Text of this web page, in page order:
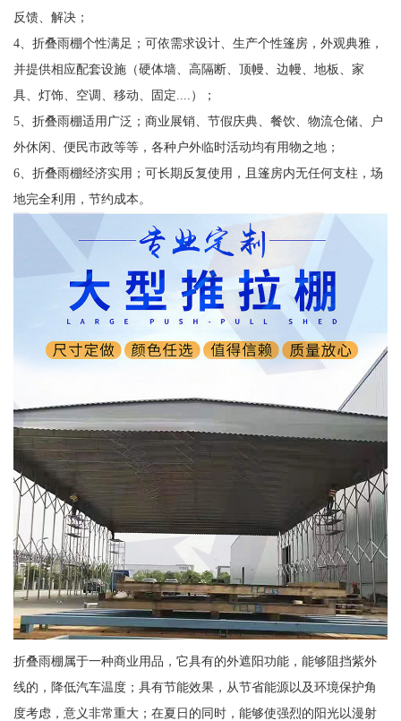
反馈、解决；
4、折叠雨棚个性满足；可依需求设计、生产个性篷房，外观典雅，
并提供相应配套设施（硬体墙、高隔断、顶幔、边幔、地板、家
具、灯饰、空调、移动、固定....）；
5、折叠雨棚适用广泛；商业展销、节假庆典、餐饮、物流仓储、户
外休闲、便民市政等等，各种户外临时活动均有用物之地；
6、折叠雨棚经济实用；可长期反复使用，且篷房内无任何支柱，场
地完全利用，节约成本。
折叠雨棚属于一种商业用品，它具有的外遮阳功能，能够阻挡紫外
线的，降低汽车温度；具有节能效果，从节省能源以及环境保护角
度考虑，意义非常重大；在夏日的同时，能够使强烈的阳光以漫射